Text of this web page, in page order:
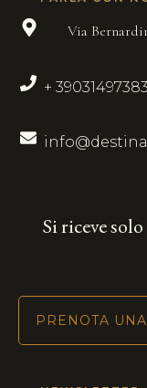
Via
+
Si riceve
PRENOTA